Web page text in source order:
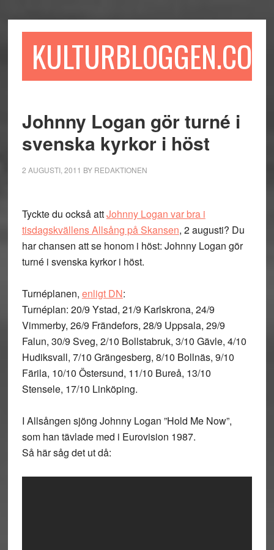
till
till
sidofältet
till
KULTURBLOGGEN.COM
Johnny Logan gör turné i
svenska kyrkor i höst
2 AUGUSTI, 2011 BY REDAKTIONEN
Tyckte du också attJohnny Logan var bra i
tisdagskvällens Allsång på Skansen, 2 augusti? Du
har chansen att se honom i höst: Johnny Logan gör
turné i svenska kyrkor i höst.
Turnéplanen, enligt DN:
Turnéplan: 20/9 Ystad, 21/9 Karlskrona, 24/9
Vimmerby, 26/9 Frändefors, 28/9 Uppsala, 29/9
Falun, 30/9 Sveg, 2/10 Bollstabruk, 3/10 Gävle, 4/10
Hudiksvall, 7/10 Grängesberg, 8/10 Bollnäs, 9/10
Färila, 10/10 Östersund, 11/10 Bureå, 13/10
Stensele, 17/10 Linköping.
I Allsången sjöng Johnny Logan ”Hold Me Now”,
som han tävlade med i Eurovision 1987.
Så här såg det ut då: